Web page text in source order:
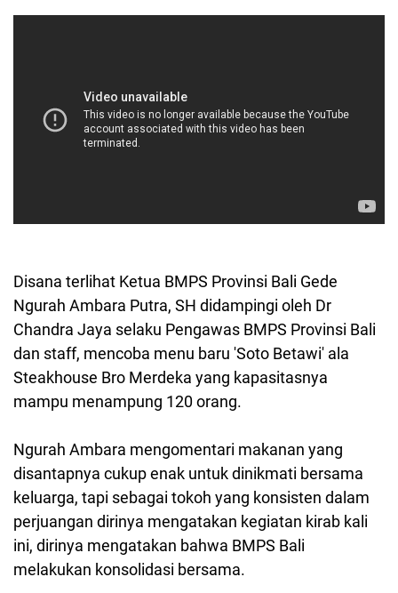
Disana terlihat Ketua BMPS Provinsi Bali Gede
Ngurah Ambara Putra, SH didampingi oleh Dr
Chandra Jaya selaku Pengawas BMPS Provinsi Bali
dan staff, mencoba menu baru 'Soto Betawi' ala
Steakhouse Bro Merdeka yang kapasitasnya
mampu menampung 120 orang.
Ngurah Ambara mengomentari makanan yang
disantapnya cukup enak untuk dinikmati bersama
keluarga, tapi sebagai tokoh yang konsisten dalam
perjuangan dirinya mengatakan kegiatan kirab kali
ini, dirinya mengatakan bahwa BMPS Bali
melakukan konsolidasi bersama.